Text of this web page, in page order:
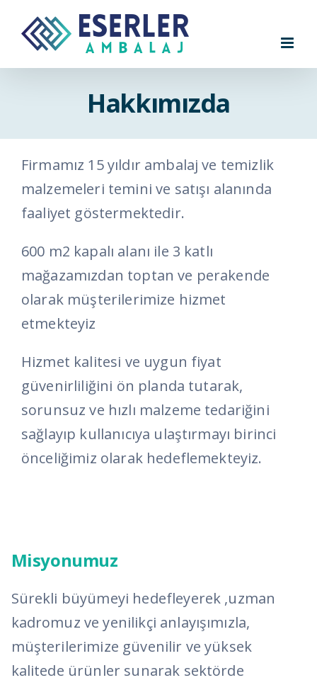
Hakkımızda
Firmamız 15 yıldır ambalaj ve temizlik
malzemeleri temini ve satışı alanında
faaliyet göstermektedir.
600 m2 kapalı alanı ile 3 katlı
mağazamızdan toptan ve perakende
olarak müşterilerimize hizmet
etmekteyiz
Hizmet kalitesi ve uygun fiyat
güvenirliliğini ön planda tutarak,
sorunsuz ve hızlı malzeme tedariğini
sağlayıp kullanıcıya ulaştırmayı birinci
önceliğimiz olarak hedeflemekteyiz.
Misyonumuz
Sürekli büyümeyi hedefleyerek ,uzman
kadromuz ve yenilikçi anlayışımızla,
müşterilerimize güvenilir ve yüksek
kalitede ürünler sunarak sektörde